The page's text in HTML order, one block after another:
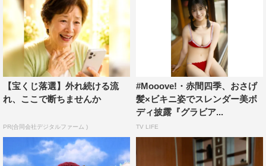
【宝くじ落選】外れ続ける流
れ、ここで断ちませんか
PR(合同会社デジタルファーム )
#Mooove!・赤間四季、おさげ
髪×ビキニ姿でスレンダー美ボ
ディ披露『グラビア...
TV LIFE